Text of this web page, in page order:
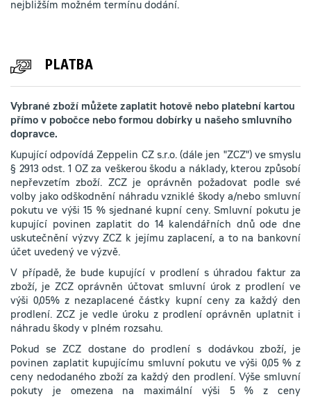
nejbližším možném termínu dodání.
PLATBA
Vybrané zboží můžete zaplatit hotově nebo platební kartou
přímo v pobočce nebo formou dobírky u našeho smluvního
dopravce.
Kupující odpovídá Zeppelin CZ s.r.o. (dále jen "ZCZ") ve smyslu
§ 2913 odst. 1 OZ za veškerou škodu a náklady, kterou způsobí
nepřevzetím zboží. ZCZ je oprávněn požadovat podle své
volby jako odškodnění náhradu vzniklé škody a/nebo smluvní
pokutu ve výši 15 % sjednané kupní ceny. Smluvní pokutu je
kupující povinen zaplatit do 14 kalendářních dnů ode dne
uskutečnění výzvy ZCZ k jejímu zaplacení, a to na bankovní
účet uvedený ve výzvě.
V případě, že bude kupující v prodlení s úhradou faktur za
zboží, je ZCZ oprávněn účtovat smluvní úrok z prodlení ve
výši 0,05% z nezaplacené částky kupní ceny za každý den
prodlení. ZCZ je vedle úroku z prodlení oprávněn uplatnit i
náhradu škody v plném rozsahu.
Pokud se ZCZ dostane do prodlení s dodávkou zboží, je
povinen zaplatit kupujícímu smluvní pokutu ve výši 0,05 % z
ceny nedodaného zboží za každý den prodlení. Výše smluvní
pokuty je omezena na maximální výši 5 % z ceny